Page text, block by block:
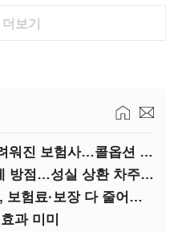
보기
자본성증권 돌려막기 어려워진 보험사…콜옵션 부담 급증
당국, '포용금융' 저금리에 방점…성실 상환 차주는 '역차별'
단독 가입 어려워진 실손, 보험료·보장 다 줄어든 5세대는?
과 미미